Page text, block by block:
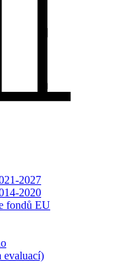
2027
2020
fondů EU
evaluací)